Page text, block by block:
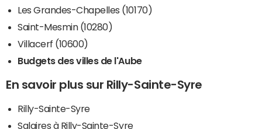
Les Grandes-Chapelles (10170)
Saint-Mesmin (10280)
Villacerf (10600)
Budgets des villes de l'Aube
En savoir plus sur Rilly-Sainte-Syre
Rilly-Sainte-Syre
Salaires à Rilly-Sainte-Syre